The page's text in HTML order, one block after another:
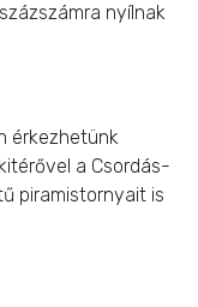
nyílnak
érkezhetünk
a Csordás-
piramistornyait is